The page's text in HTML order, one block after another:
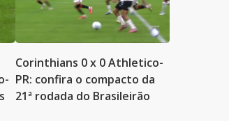
Corinthians 0 x 0 Athletico-
PR: confira o compacto da
21ª rodada do Brasileirão